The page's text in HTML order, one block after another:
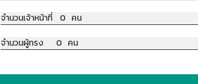
จำนวนเจ้าหน้าที่ 0 คน
จำนวนผู้ทรง 0 คน